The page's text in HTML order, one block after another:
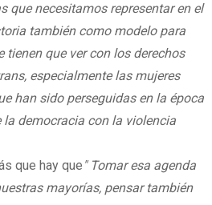
que necesitamos representar en el
también como modelo para
tienen que ver con los derechos
especialmente las mujeres
han sido perseguidas en la época
democracia con la violencia
que hay que " Tomar esa agenda
mayorías, pensar también